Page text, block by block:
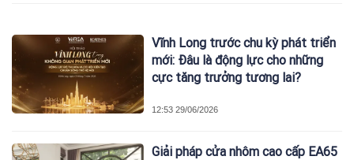
Vĩnh Long trước chu kỳ phát triển
mới: Đâu là động lực cho những
cực tăng trưởng tương lai?
12:53 29/06/2026
Giải pháp cửa nhôm cao cấp EA65